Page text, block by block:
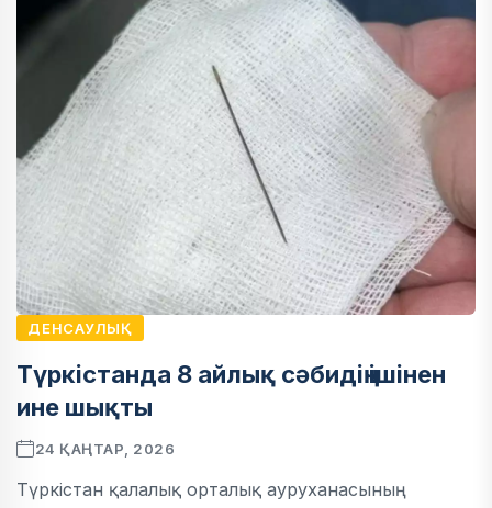
ДЕНСАУЛЫҚ
Түркістанда 8 айлық сәбидің ішінен
ине шықты
24 ҚАҢТАР, 2026
Түркістан қалалық орталық ауруханасының